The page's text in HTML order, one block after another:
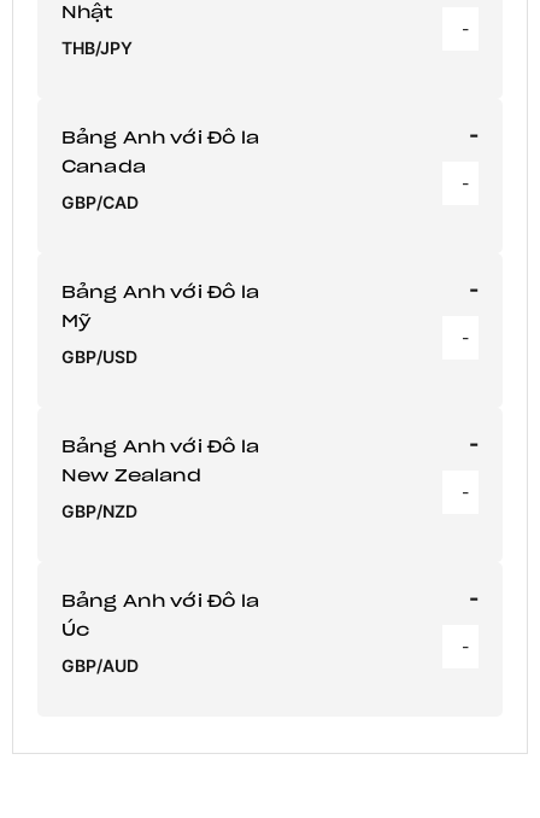
Nhật
THB/JPY
-
Bảng Anh với Đô la
Canada
GBP/CAD
-
-
Bảng Anh với Đô la
Mỹ
GBP/USD
-
-
Bảng Anh với Đô la
New Zealand
GBP/NZD
-
-
Bảng Anh với Đô la
Úc
GBP/AUD
-
-